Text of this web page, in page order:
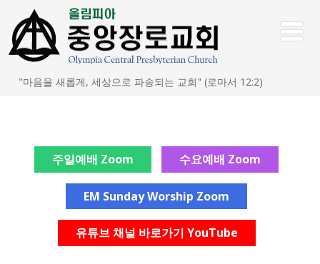
"마음을 새롭게, 세상으로 파송되는 교회" (로마서 12:2)
주일예배 Zoom 수요예배 Zoom
EM Sunday Worship Zoom
유튜브 채널 바로가기 YouTube